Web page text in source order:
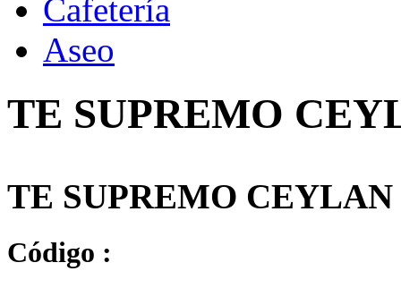
Cafetería
Aseo
TE SUPREMO
TE SUPREMO CEYLAN
Código :